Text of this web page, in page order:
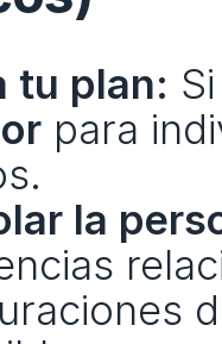
tu plan:
para
la